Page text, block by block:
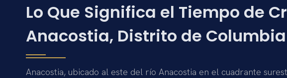
Lo Que Significa el Tiempo de
Anacostia, Distrito de Columbia
Anacostia, ubicado al este del río Anacostia en el cuadrante